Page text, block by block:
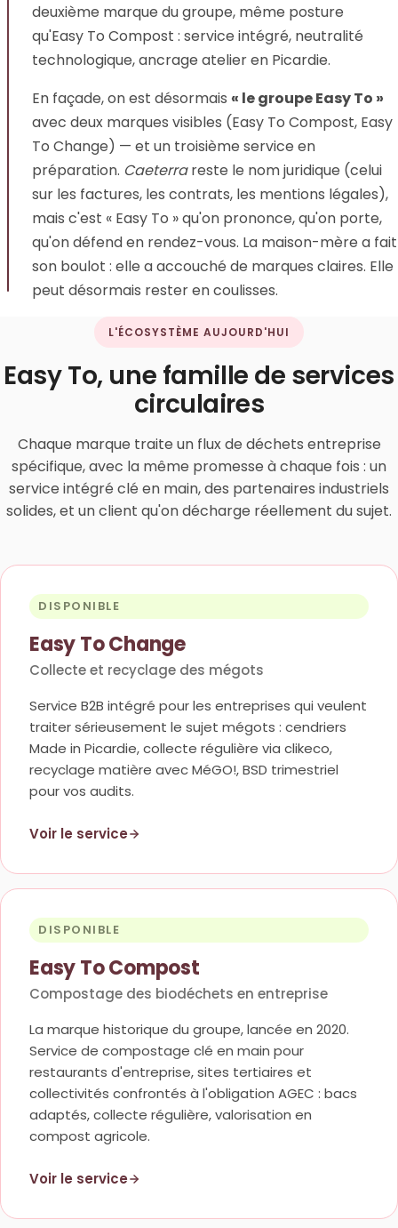
deuxième marque du groupe, même posture
qu'Easy To Compost : service intégré, neutralité
technologique, ancrage atelier en Picardie.
En façade, on est désormais « le groupe Easy To »
avec deux marques visibles (Easy To Compost, Easy
To Change) — et un troisième service en
préparation. Caeterrareste le nom juridique (celui
sur les factures, les contrats, les mentions légales),
mais c'est « Easy To » qu'on prononce, qu'on porte,
qu'on défend en rendez-vous. La maison-mère a fait
son boulot : elle a accouché de marques claires. Elle
peut désormais rester en coulisses.
L'ÉCOSYSTÈME AUJOURD'HUI
Easy To, une famille de services
circulaires
Chaque marque traite un flux de déchets entreprise
spécifique, avec la même promesse à chaque fois : un
service intégré clé en main, des partenaires industriels
solides, et un client qu'on décharge réellement du sujet.
DISPONIBLE
Easy To Change
Collecte et recyclage des mégots
Service B2B intégré pour les entreprises qui veulent
traiter sérieusement le sujet mégots : cendriers
Made in Picardie, collecte régulière via clikeco,
recyclage matière avec MéGO!, BSD trimestriel
pour vos audits.
Voir le service
DISPONIBLE
Easy To Compost
Compostage des biodéchets en entreprise
La marque historique du groupe, lancée en 2020.
Service de compostage clé en main pour
restaurants d'entreprise, sites tertiaires et
collectivités confrontés à l'obligation AGEC : bacs
adaptés, collecte régulière, valorisation en
compost agricole.
Voir le service